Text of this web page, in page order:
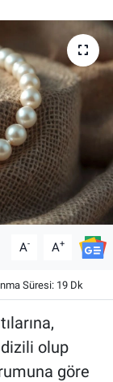
A- A+
Süresi: 19 Dk
dizili olup
göre